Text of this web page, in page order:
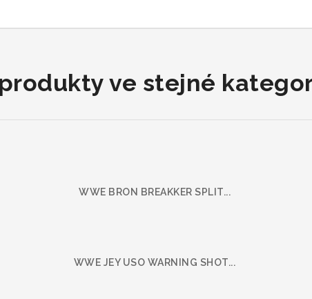
ve stejné
WWE BRON BREAKKER SPLIT...
WWE JEY USO WARNING SHOT...